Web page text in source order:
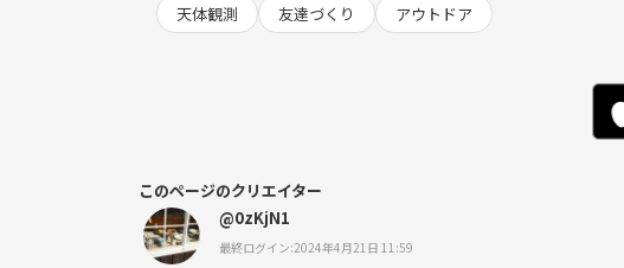
天体観測 友達づくり アウトドア
このページのクリエイター
@0zKjN1
最終ログイン:2024年4月21日 11:59